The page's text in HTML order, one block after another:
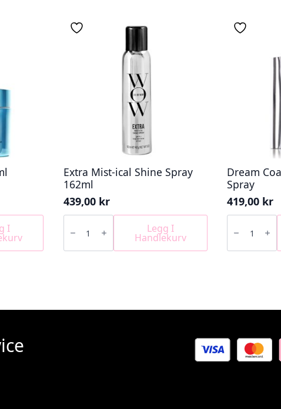
I
Extra Mist-ical Shine Spray
162ml
439,00 kr
Extra
ical
Spray
Legg I
Handlekurv
Dream
Spray
419,00 kr
Dream
Supernatural
antall